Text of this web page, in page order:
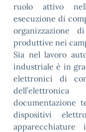
ruolo attivo
esecuzione di
organizzazione
produttive nei
Sia nel lavoro
industriale è in
elettronici di
documentazione
dispositivi